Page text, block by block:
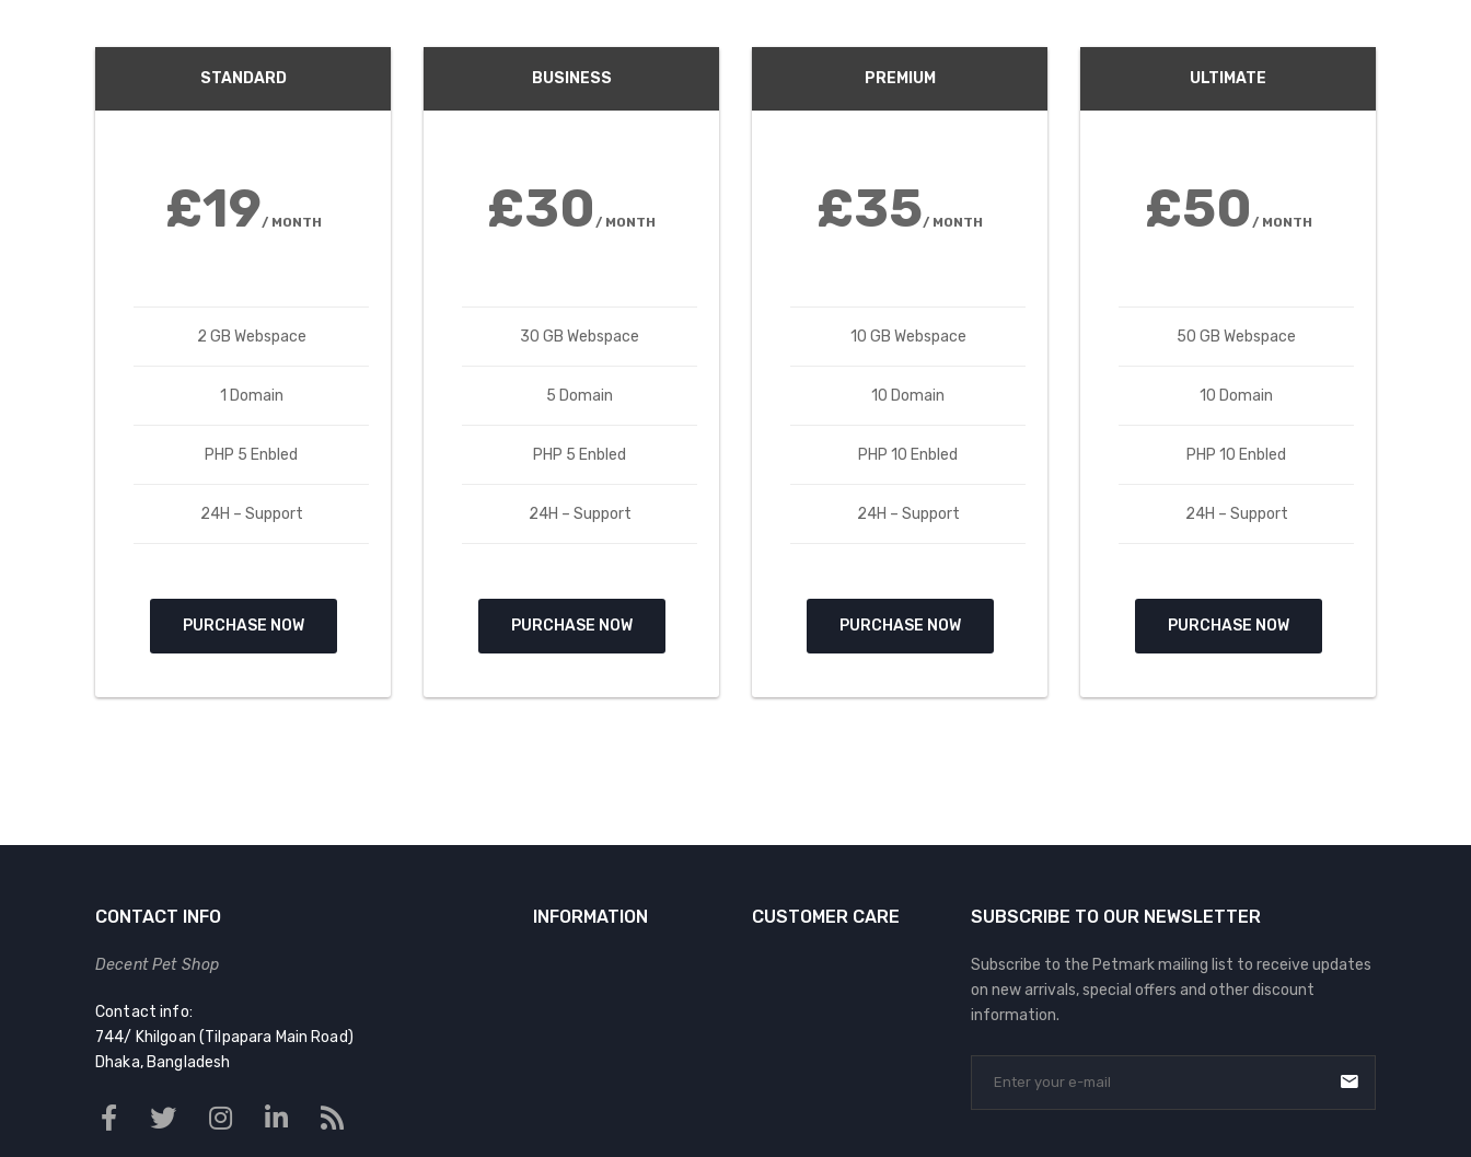
STANDARD
£19/ MONTH
2 GB Webspace
1 Domain
PHP 5 Enbled
24H – Support
PURCHASE NOW
BUSINESS
£30 / MONTH
30 GB Webspace
5 Domain
PHP 5 Enbled
24H – Support
PURCHASE NOW
PREMIUM
£35/ MONTH
10 GB Webspace
10 Domain
PHP 10 Enbled
24H – Support
PURCHASE NOW
ULTIMATE
£50 / MONTH
50 GB Webspace
10 Domain
PHP 10 Enbled
24H – Support
PURCHASE NOW
CONTACT INFO
Decent Pet Shop
Contact info:
744/ Khilgoan (Tilpapara Main Road)
Dhaka, Bangladesh
INFORMATION CUSTOMER CARE SUBSCRIBE TO OUR NEWSLETTER
Subscribe to the Petmark mailing list to receive updates
on new arrivals, special offers and other discount
information.